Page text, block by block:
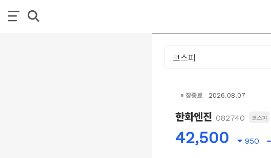
장종료 2026.08.07
한화엔진 082740 코스피
42,500 950